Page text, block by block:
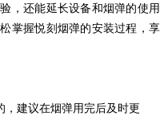
，还能延长设备和烟弹的使用
掌握悦刻烟弹的安装过程，享
，建议在烟弹用完后及时更